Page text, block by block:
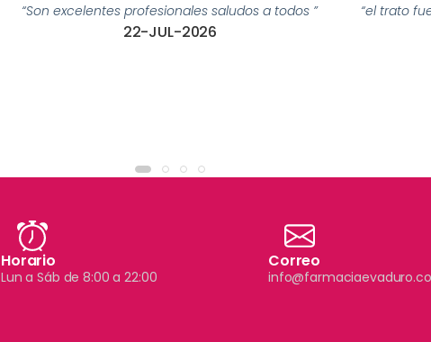
“Son excelentes profesionales saludos a todos ”
22-JUL-2026
“el trato
Horario
Lun a Sáb de 8:00 a 22:00
Correo